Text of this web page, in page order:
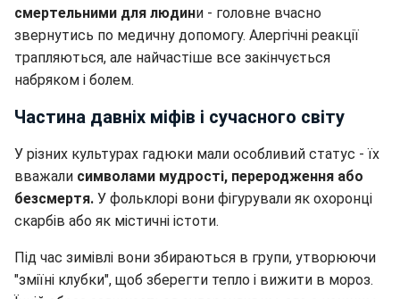
смертельними для людини - головне вчасно
звернутись по медичну допомогу. Алергічні реакції
трапляються, але найчастіше все закінчується
набряком і болем.
Частина давніх міфів і сучасного світу
У різних культурах гадюки мали особливий статус - їх
вважали символами мудрості, переродження або
безсмертя. У фольклорі вони фігурували як охоронці
скарбів або як містичні істоти.
Під час зимівлі вони збираються в групи, утворюючи
"зміїні клубки", щоб зберегти тепло і вижити в мороз.